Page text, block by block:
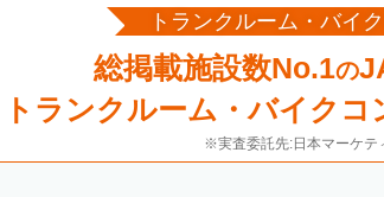
トランクルーム・バイ
総掲載施設数No.1の
トランクルーム・バイク
※実査委託先:日本マーケテ